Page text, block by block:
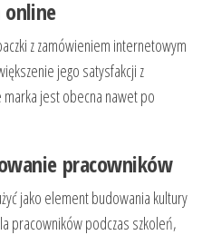
online
z zamówieniem internetowym
jego satysfakcji z
marka jest obecna nawet po
pracowników
jako element budowania kultury
pracowników podczas szkoleń,